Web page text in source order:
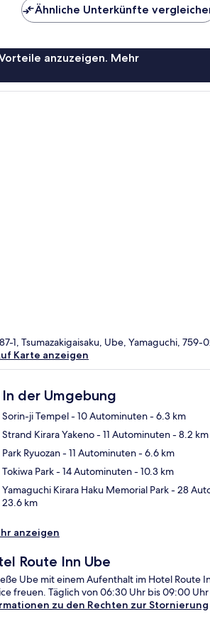
53 €
Ähnliche Unterkünfte
anzuzeigen. Mehr
1, Tsumazakigaisaku, Ube, Yamaguchi, 759-
Karte anzeigen
In der Umgebung
Sorin-ji Tempel- 10 Autominuten- 6.3 km
Strand Kirara Yakeno- 11 Autominuten- 8.2 km
Park Ryuozan- 11 Autominuten- 6.6 km
Tokiwa Park- 14 Autominuten- 10.3 km
Yamaguchi Kirara Haku Memorial Park- 28
23.6 km
anzeigen
Route Inn Ube
Ube mit einem Aufenthalt im Hotel Route
freuen. Täglich von 06:30 Uhr bis 09:00
zu den Rechten zur Stornierung